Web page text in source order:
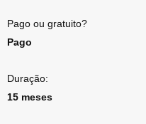
Pago ou gratuito?
Pago
Duração:
15 meses